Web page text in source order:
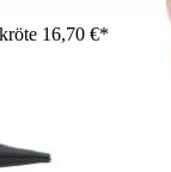
16,70 €*